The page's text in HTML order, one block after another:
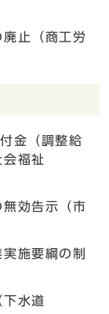
止（商工労
金（調整給
福祉
効告示（市
施要綱の制
水道